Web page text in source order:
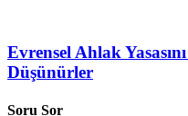
Evrensel Ahlak
Düşünürler
Soru Sor